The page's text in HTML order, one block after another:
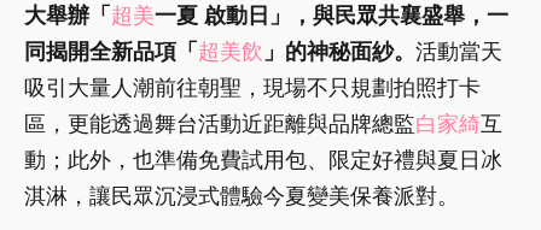
大舉辦「 超美一夏 啟動日」，與民眾共襄盛舉，一
同揭開全新品項「 超美飲 」的神秘面紗。 活動當天
吸引大量人潮前往朝聖，現場不只規劃拍照打卡
區，更能透過舞台活動近距離與品牌總監白家綺互
動；此外，也準備免費試用包、限定好禮與夏日冰
淇淋，讓民眾沉浸式體驗今夏變美保養派對。